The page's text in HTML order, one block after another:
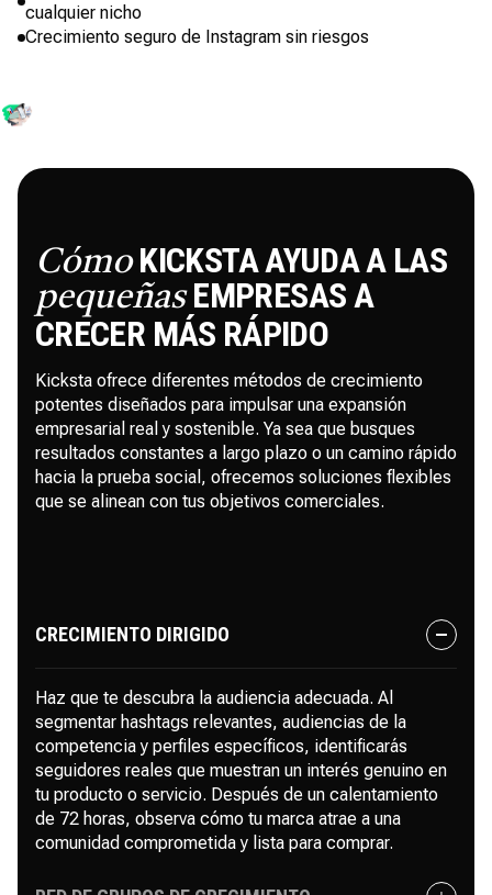
cualquier nicho
Crecimiento seguro de Instagram sin riesgos
CómoKICKSTA AYUDA A LAS
pequeñasEMPRESAS A
CRECER MÁS RÁPIDO
Kicksta ofrece diferentes métodos de crecimiento
potentes diseñados para impulsar una expansión
empresarial real y sostenible. Ya sea que busques
resultados constantes a largo plazo o un camino rápido
hacia la prueba social, ofrecemos soluciones flexibles
que se alinean con tus objetivos comerciales.
CRECIMIENTO DIRIGIDO
Haz que te descubra la audiencia adecuada. Al
segmentar hashtags relevantes, audiencias de la
competencia y perfiles específicos, identificarás
seguidores reales que muestran un interés genuino en
tu producto o servicio. Después de un calentamiento
de 72 horas, observa cómo tu marca atrae a una
comunidad comprometida y lista para comprar.